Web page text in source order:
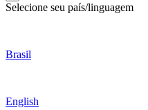
Selecione seu país/linguagem
Brasil
English